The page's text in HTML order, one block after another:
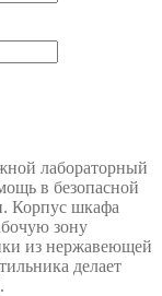
лабораторный
в безопасной
Корпус шкафа
зону
из нержавеющей
делает